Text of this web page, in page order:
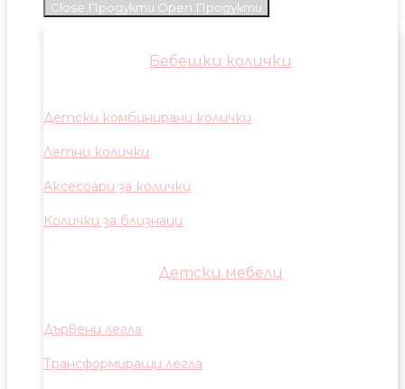
Close Продукти Open Продукти
Бебешки колички
Детски комбинирани колички
Летни колички
Аксесоари за колички
Колички за близнаци
Детски мебели
Дървени легла
Трансформиращи легла